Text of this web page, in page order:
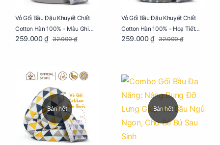
Vỏ Gối Bầu Đậu Khuyết Chất
Cotton Hàn 100% - Màu Ghi
Xám
259.000 ₫ 32.000 ₫
Vỏ Gối Bầu Đậu Khuyết Chất
Cotton Hàn 100% - Hoạ Tiết
Xương Cá
259.000 ₫ 32.000 ₫
Bán hết Bán hết